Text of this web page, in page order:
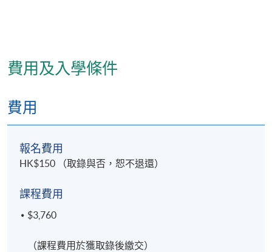
費用及入學條件
費用
報名費用
HK$150 （取錄與否，恕不退還）
課程費用
$3,760
（課程費用於獲取錄後繳交）